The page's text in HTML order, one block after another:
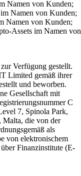
Namen von Kunden;
Namen von Kunden;
Namen von Kunden;
Assets im Namen von
Verfügung gestellt.
Limited gemäß ihrer
und beworben.
Gesellschaft mit
C
7, Spinola Park,
die von der
als
von elektronischem
Finanzinstitute (E-